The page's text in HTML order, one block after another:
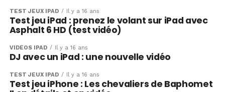
TEST JEUX IPAD Il y a 16 ans
Test jeu iPad : prenez le volant sur iPad avec
Asphalt 6 HD (test vidéo)
VIDÉOS IPAD Il y a 16 ans
DJ avec un iPad : une nouvelle vidéo
TEST JEUX IPAD Il y a 16 ans
Test jeu iPhone : Les chevaliers de Baphomet